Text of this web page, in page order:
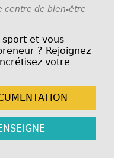
centre de bien-être
sport et vous
? Rejoignez
votre